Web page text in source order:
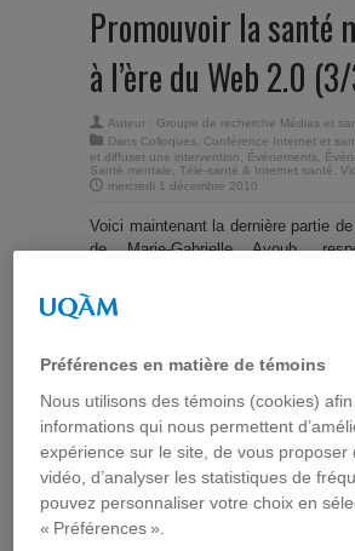
Promouvoir la santé
à l’ère du Web 2.0
Auteur : Groupe de recherche Médias et
Dans Colloques Conférence Internet et
et diffuser une intervention
Événements
Santé mentale
Télé-santé & Internet santé
mercredi 1 décembre 2010
Voici maintenant la dernière partie
de Marie-Gabrielle Ayoub,
universitaire en santé mentale
Ayoub expose comment l’Institut
leurs stratégies de
communication interactives utilisées
Voici la vidéo de la troisième partie
conférence.
Préférences en matière de témoins
Nous utilisons des témoins (cookies)
informations qui nous permettent
expérience sur le site, de vous proposer
vidéo, d’analyser les statistiques de
pouvez personnaliser votre choix en
« Préférences ».